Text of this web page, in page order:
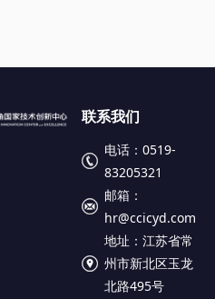
联系我们
电话：0519-
83205321
邮箱：
hr@ccicyd.com
地址：江苏省常
州市新北区玉龙
北路495号